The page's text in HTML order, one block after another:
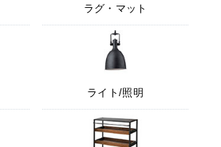
ラグ・マット
ライト/照明